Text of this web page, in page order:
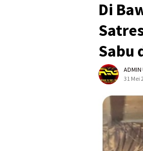
Di
Sabu
ADMIN
31 Mei